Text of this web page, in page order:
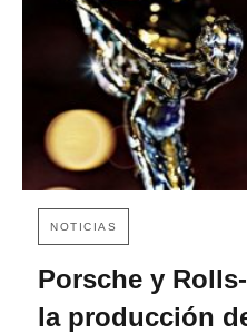
NOTICIAS
Porsche y
la producción